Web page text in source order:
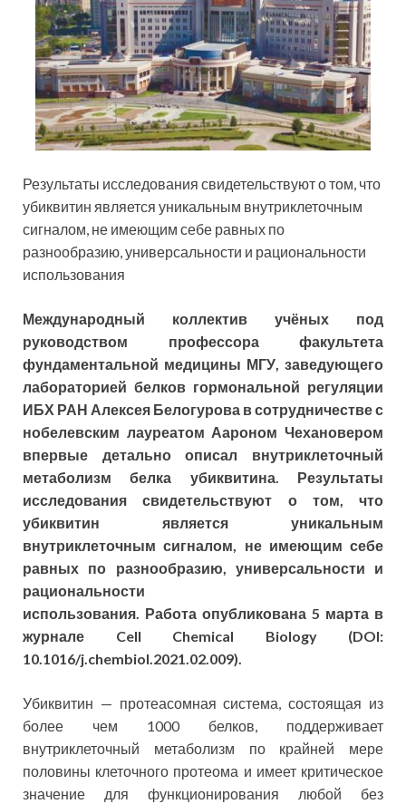
Результаты исследования свидетельствуют о том, что
убиквитин является уникальным внутриклеточным
сигналом, не имеющим себе равных по
разнообразию, универсальности и рациональности
использования
Международный коллектив учёных под
руководством профессора факультета
фундаментальной медицины МГУ, заведующего
лабораторией белков гормональной регуляции
ИБХ РАН Алексея Белогурова в сотрудничестве с
нобелевским лауреатом Аароном Чехановером
впервые детально описал внутриклеточный
метаболизм белка убиквитина. Результаты
исследования свидетельствуют о том, что
убиквитин является уникальным
внутриклеточным сигналом, не имеющим себе
равных по разнообразию, универсальности и
рациональности
использования. Работа опубликована 5 марта в
журнале Cell Chemical Biology (DOI:
10.1016/j.chembiol.2021.02.009).
Убиквитин — протеасомная система, состоящая из
более чем 1000 белков, поддерживает
внутриклеточный метаболизм по крайней мере
половины клеточного протеома и имеет критическое
значение для функционирования любой без